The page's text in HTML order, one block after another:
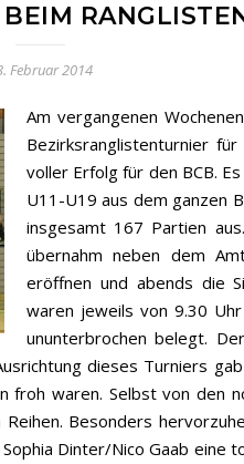
Februar 2014
Am vergangenen
Bezirksranglistenturnier
voller Erfolg für den BCB.
U11-U19 aus dem ganzen
insgesamt 167 Partien
übernahm neben dem
eröffnen und abends die
waren jeweils von 9.30
ununterbrochen belegt.
dieses Turniers
waren. Selbst von den
Besonders
Dinter/Nico Gaab eine